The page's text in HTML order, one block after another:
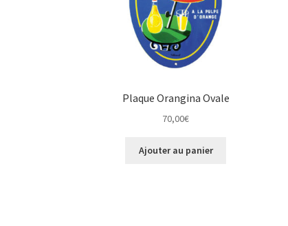
Plaque Orangina Ovale
70,00€
Ajouter au panier